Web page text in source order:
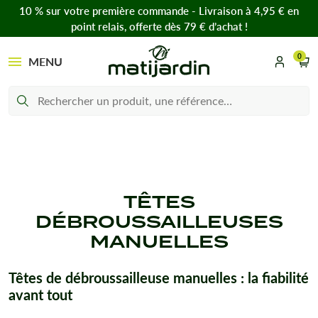
10 % sur votre première commande - Livraison à 4,95 € en
point relais, offerte dès 79 € d’achat !
MENU 0
TÊTES
DÉBROUSSAILLEUSES
MANUELLES
Têtes de débroussailleuse manuelles : la fiabilité
avant tout